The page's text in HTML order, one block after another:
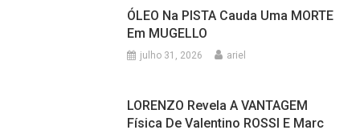
Em MUGELLO
julho 31, 2026
Física De Valentino ROSSI E Marc
MARQUEZ